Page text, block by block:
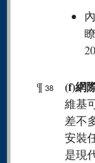
¶ 38 (f)網
維基
差不
安裝
是現